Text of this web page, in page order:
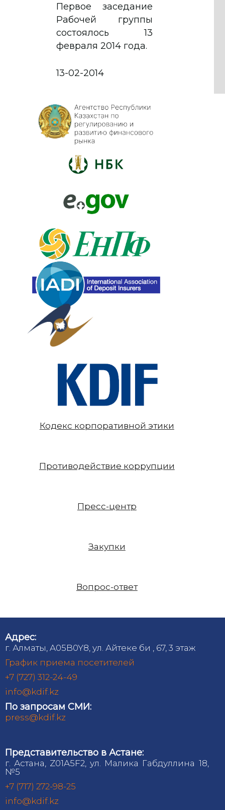
Первое заседание
Рабочей группы
состоялось 13
февраля 2014 года.
13-02-2014
Кодекс корпоративной этики
Противодействие коррупции
Пресс-центр
Закупки
Вопрос-ответ
Адрес:
г. Алматы, A05B0Y8, ул. Айтеке би , 67, 3 этаж
График приема посетителей
+7 (727) 312-24-49
info@kdif.kz
По запросам СМИ:
press@kdif.kz
Представительство в Астане:
г. Астана, Z01A5F2, ул. Малика Габдуллина 18,
№5
+7 (717) 272-98-25
info@kdif.kz